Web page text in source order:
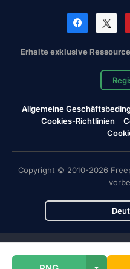
Erhalte exklusive
Allgemeine
Cookies-Richtlinien
Copyright © 2010-2026